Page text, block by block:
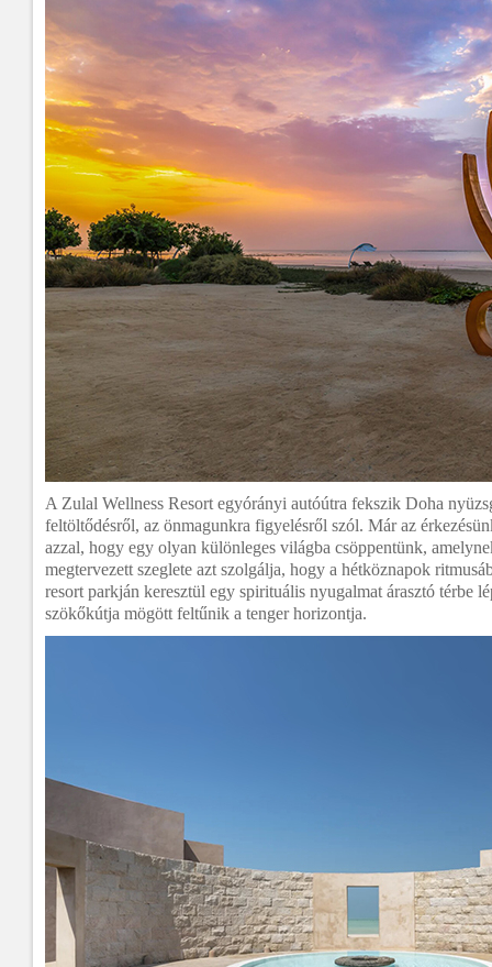
A Zulal Wellness Resort egyórányi autóútra fekszik Doha
feltöltődésről, az önmagunkra figyelésről szól. Már az
azzal, hogy egy olyan különleges világba csöppentünk,
megtervezett szeglete azt szolgálja, hogy a hétköznapok
resort parkján keresztül egy spirituális nyugalmat árasztó térbe
szökőkútja mögött feltűnik a tenger horizontja.